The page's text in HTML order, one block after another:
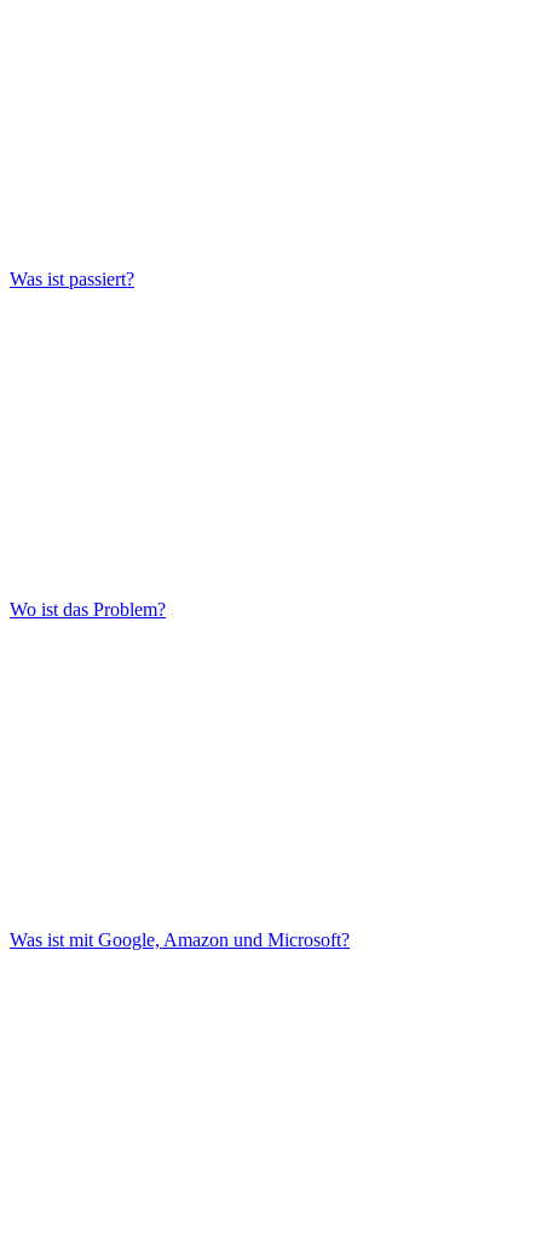
Was ist passiert?
Wo ist das Problem?
Was ist mit Google, Amazon und Microsoft?